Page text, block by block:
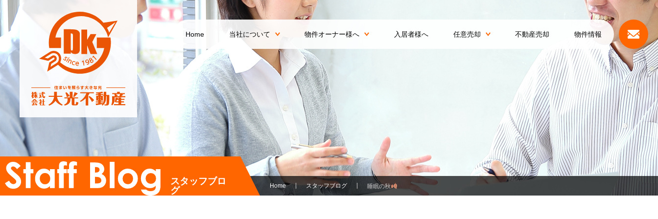
Home 当社について 物件オーナー様へ 入居者様へ 任意売却 不動産売却 物件情報
スタッフブロ
グ
Home スタッフブログ 睡眠の秋